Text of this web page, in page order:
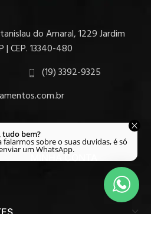
do Amaral, 1229 Jardim
| CEP. 13340-480
(19) 3392-9325
MINHA CONTA